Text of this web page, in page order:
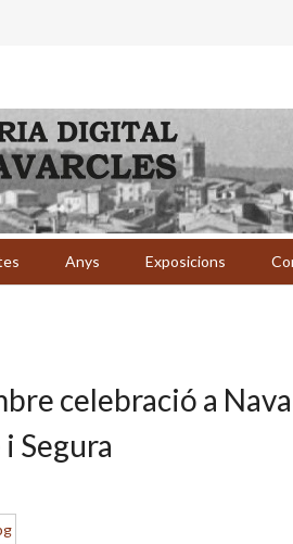
Anys Exposicions
celebració a
Segura